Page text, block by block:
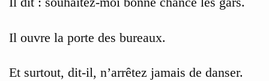
Il ouvre la porte des bureaux.
Et surtout, dit-il, n’arrêtez jamais de danser.